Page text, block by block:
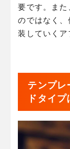
要です。また
のではなく、
装していくア
テンプレ
ドタイ